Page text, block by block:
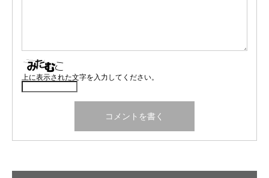
上に表示された文字を入力してください。